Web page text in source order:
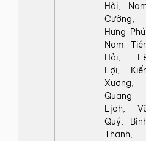
Hải,
Cường,
Hưng
Nam
Hải,
Lợi,
Xương,
Quang
Lịch,
Quý,
Thanh,